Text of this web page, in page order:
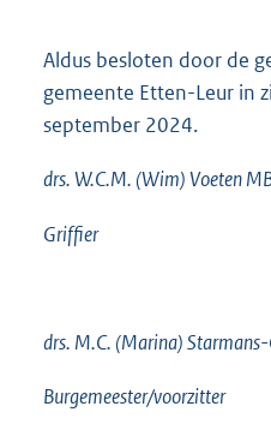
Aldus besloten door de
gemeente Etten-Leur in
september 2024.
drs. W.C.M. (Wim) Voeten
Griffier
drs. M.C. (Marina)
Burgemeester/voorzitter